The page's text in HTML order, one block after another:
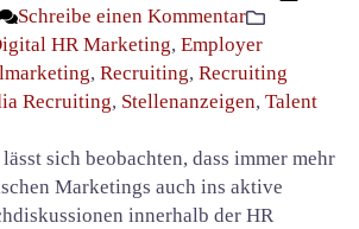
Schreibe einen Kommentar
HR Marketing, Employer
, Recruiting, Recruiting
Recruiting, Stellenanzeigen, Talent
sich beobachten, dass immer mehr
Marketings auch ins aktive
innerhalb der HR